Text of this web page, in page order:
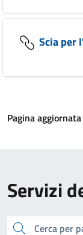
Scia per
Pagina
Servizi
cerca